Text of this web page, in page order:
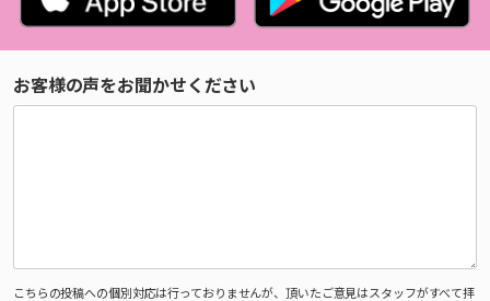
お客様の声をお聞かせください
こちらの投稿への個別対応は行っておりませんが、頂いたご意見はスタッフがすべて拝